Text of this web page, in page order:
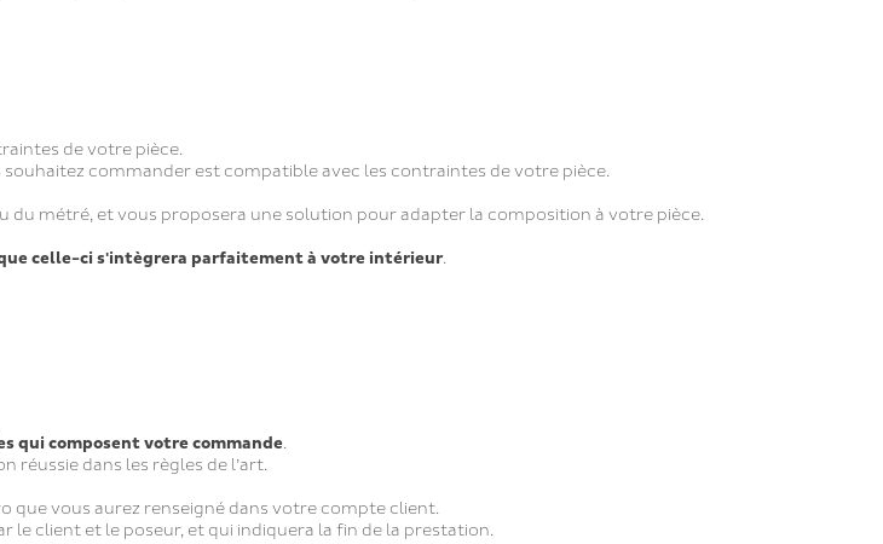
de votre pièce.
commander est compatible avec les contraintes de votre pièce.
du métré, et vous proposera une solution pour adapter la composition à votre pièce.
celle-ci s'intègrera parfaitement à votre intérieur.
qui composent votre commande.
réussie dans les règles de l’art.
que vous aurez renseigné dans votre compte client.
le client et le poseur, et qui indiquera la fin de la prestation.